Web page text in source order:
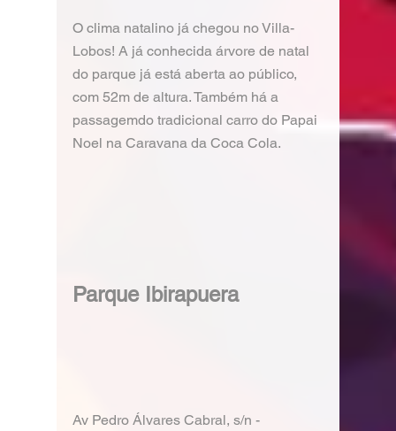
O clima natalino já chegou no Villa-
Lobos! A já conhecida árvore de natal
do parque já está aberta ao público,
com 52m de altura. Também há a
passagemdo tradicional carro do Papai
Noel na Caravana da Coca Cola.
Parque Ibirapuera
Av Pedro Álvares Cabral, s/n -